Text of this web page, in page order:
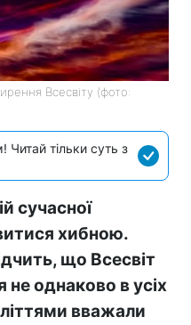
Всесвіту (фото:
тільки суть з
сучасної
хибною.
що Всесвіт
однаково в усіх
вважали